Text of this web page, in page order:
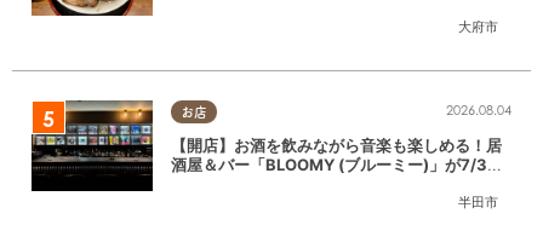
大府市
お店
半田市
2026.08.04
【開店】お酒を飲みながら音楽も楽しめる！居
酒屋＆バー「BLOOMY (ブルーミー)」が7/3